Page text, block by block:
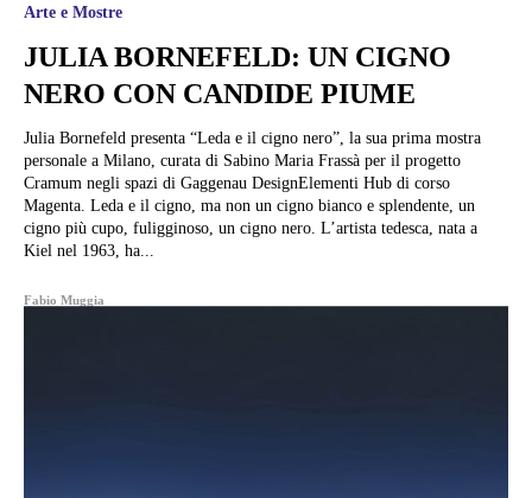
Arte e Mostre
JULIA BORNEFELD: UN CIGNO
NERO CON CANDIDE PIUME
Julia Bornefeld presenta “Leda e il cigno nero”, la sua prima mostra
personale a Milano, curata di Sabino Maria Frassà per il progetto
Cramum negli spazi di Gaggenau DesignElementi Hub di corso
Magenta. Leda e il cigno, ma non un cigno bianco e splendente, un
cigno più cupo, fuligginoso, un cigno nero. L’artista tedesca, nata a
Kiel nel 1963, ha...
Fabio Muggia